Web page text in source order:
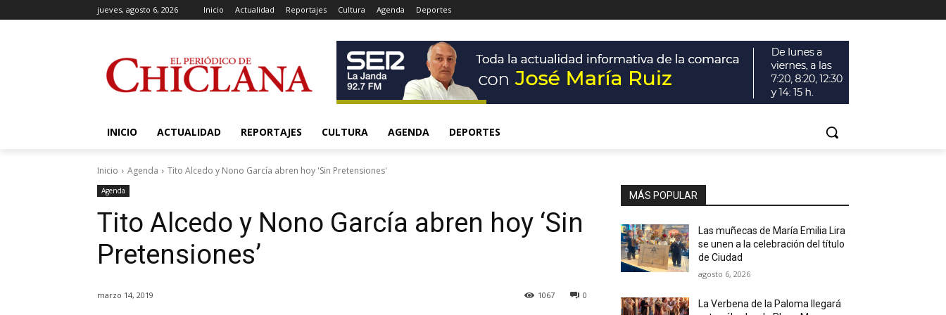
jueves, agosto 6, 2026 Inicio Actualidad Reportajes Cultura Agenda Deportes
INICIO ACTUALIDAD REPORTAJES CULTURA AGENDA DEPORTES
Inicio Agenda Tito Alcedo y Nono García abren hoy 'Sin Pretensiones'
Agenda
Tito Alcedo y Nono García abren hoy ‘Sin
Pretensiones’
marzo 14, 2019 0
1067
MÁS POPULAR
Las muñecas de María Emilia Lira
se unen a la celebración del título
de Ciudad
agosto 6, 2026
La Verbena de la Paloma llegará